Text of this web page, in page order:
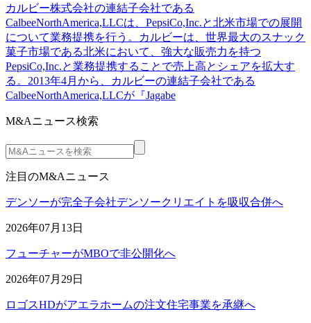
カルビー株式会社の連結子会社である
CalbeeNorthAmerica,LLCは、PepsiCo,Inc.と北米市場での展開
について業務提携を行う。カルビーは、世界最大のスナック
菓子市場である北米において、強大な販売力を持つ
PepsiCo,Inc.と業務提携することで売上高とシェアを拡大す
る。2013年4月から、カルビーの連結子会社である
CalbeeNorthAmerica,LLCが『Jagabe
M&Aニュース検索
注目のM&Aニュース
デンソーが完全子会社デンソークリエイトを吸収合併へ
2026年07月13日
フューチャーがMBOで非公開化へ
2026年07月29日
ロゴスHDがアエラホームの注文住宅事業を承継へ